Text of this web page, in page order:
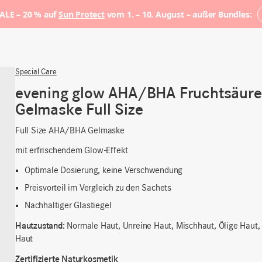
– 20 % aufSun Protectvom 1. – 10. August – außer Bundles:
Special Care
evening glow AHA/BHA Fruchtsäure
Gelmaske Full Size
Full Size AHA/BHA Gelmaske
mit erfrischendem Glow-Effekt
Optimale Dosierung, keine Verschwendung
Preisvorteil im Vergleich zu den Sachets
Nachhaltiger Glastiegel
Hautzustand: Normale Haut, Unreine Haut, Mischhaut, Ölige Haut,
Haut
Zertifizierte Naturkosmetik